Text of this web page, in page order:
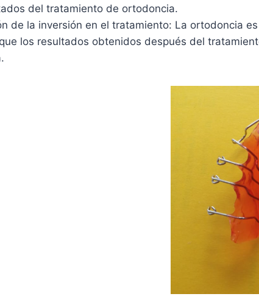
del tratamiento de ortodoncia.
de la inversión en el tratamiento: La ortodoncia
los resultados obtenidos después del